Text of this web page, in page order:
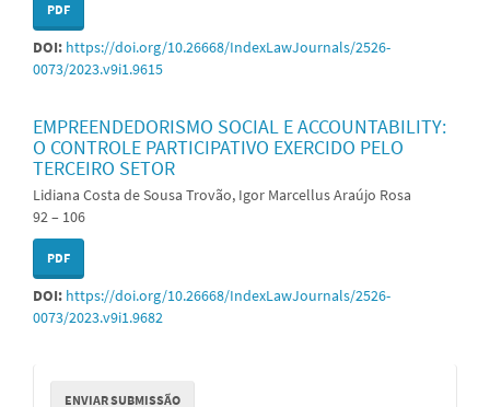
PDF
DOI: https://doi.org/10.26668/IndexLawJournals/2526-
0073/2023.v9i1.9615
EMPREENDEDORISMO SOCIAL E ACCOUNTABILITY:
O CONTROLE PARTICIPATIVO EXERCIDO PELO
TERCEIRO SETOR
Lidiana Costa de Sousa Trovão, Igor Marcellus Araújo Rosa
92 – 106
PDF
DOI: https://doi.org/10.26668/IndexLawJournals/2526-
0073/2023.v9i1.9682
Enviar
ENVIAR SUBMISSÃO